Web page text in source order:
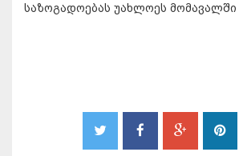
საზოგადოებას უახლოეს მომავალში